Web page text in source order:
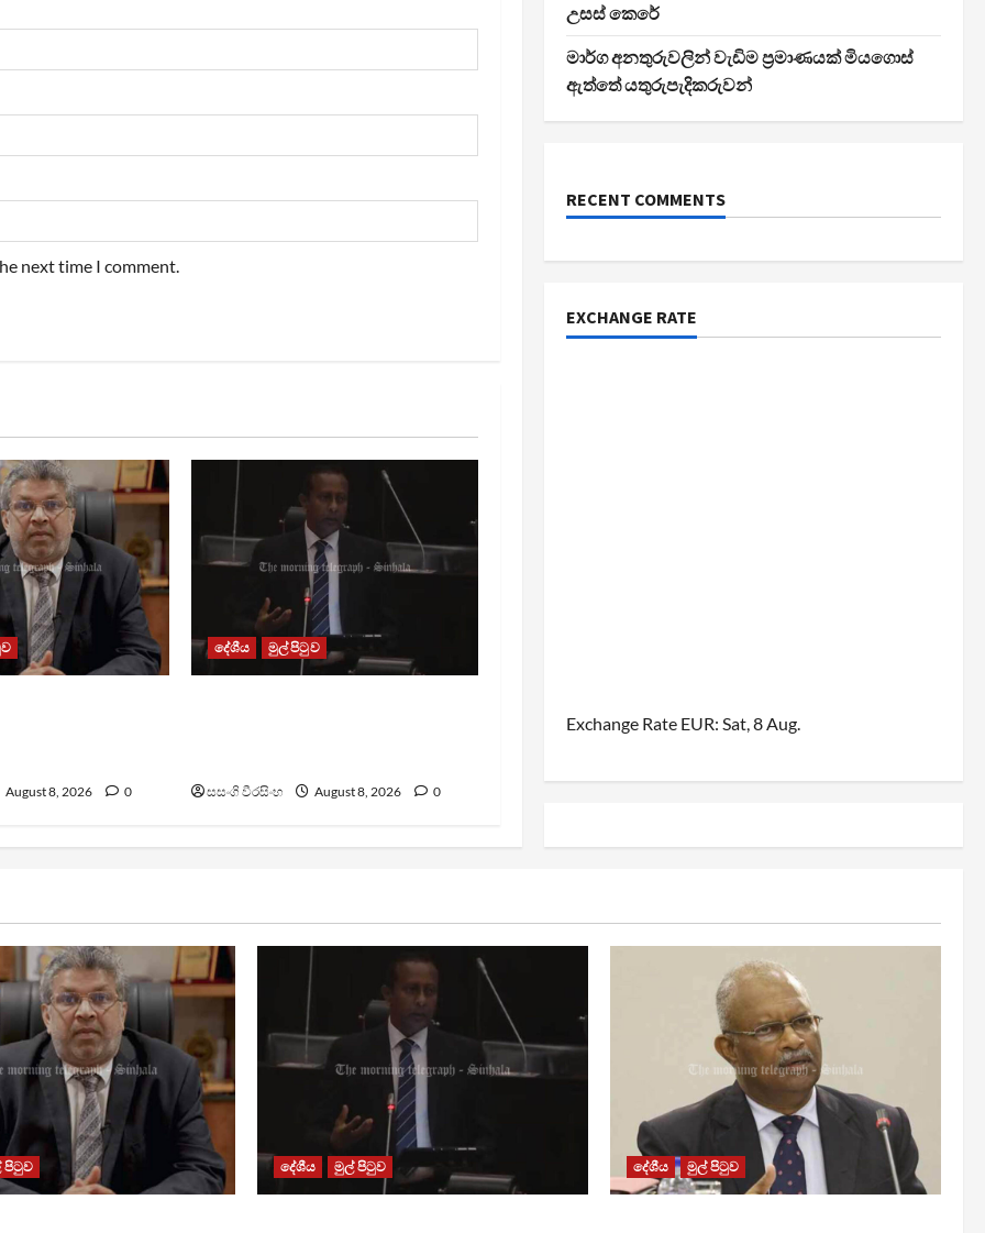
next time I comment.
August 8, 2026 0
දේශීය මුල් පිටුව
සසංගි වීරසිංහ August 8, 2026 0
උසස් කෙරේ
මාර්ග අනතුරුවලින් වැඩිම ප්‍රමාණයක් මියගොස්
ඇත්තේ යතුරුපැදිකරුවන්
RECENT COMMENTS
EXCHANGE RATE
Exchange Rate EUR: Sat, 8 Aug.
පිටුව දේශීය මුල් පිටුව දේශීය මුල් පිටුව